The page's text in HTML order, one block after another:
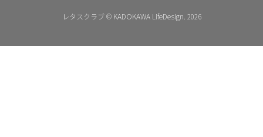
レタスクラブ © KADOKAWA LifeDesign. 2026